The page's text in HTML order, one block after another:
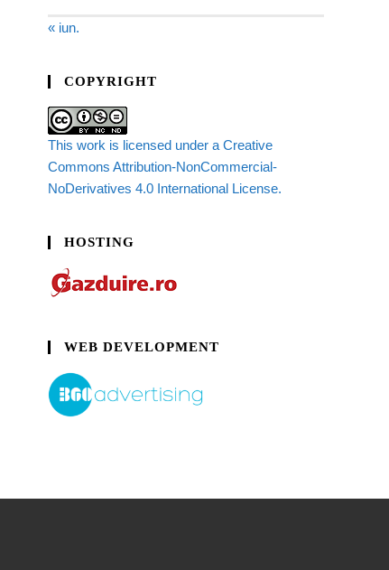
« iun.
COPYRIGHT
This work is licensed under a Creative
Commons Attribution-NonCommercial-
NoDerivatives 4.0 International License.
HOSTING
WEB DEVELOPMENT